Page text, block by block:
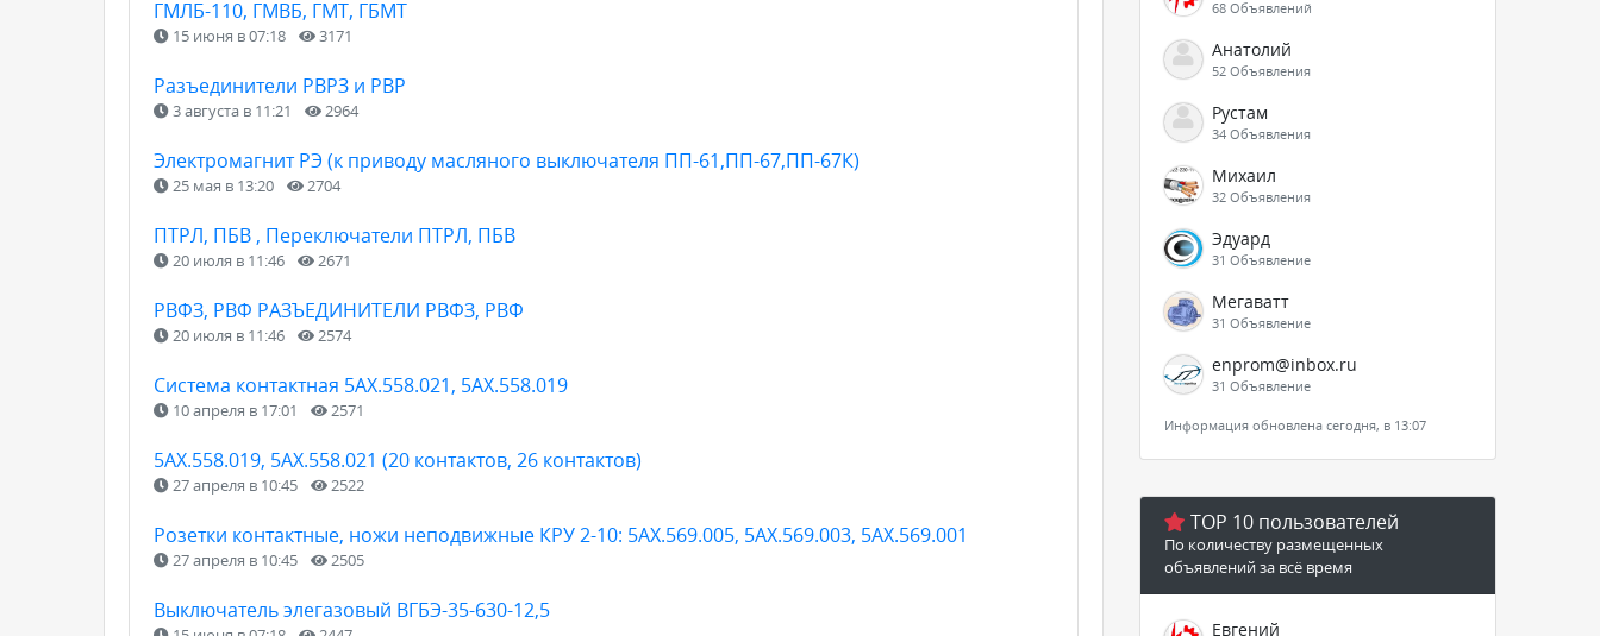
ГМЛБ-110, ГМВБ, ГМТ, ГБМТ
15 июня в 07:18 3171
Разъединители РВРЗ и РВР
3 августа в 11:21 2964
Электромагнит РЭ (к приводу масляного выключателя ПП-61,ПП-67,ПП-67К)
25 мая в 13:20 2704
ПТРЛ, ПБВ , Переключатели ПТРЛ, ПБВ
20 июля в 11:46 2671
РВФЗ, РВФ РАЗЪЕДИНИТЕЛИ РВФЗ, РВФ
20 июля в 11:46 2574
Cистема контактная 5АХ.558.021, 5АХ.558.019
10 апреля в 17:01 2571
5АХ.558.019, 5АХ.558.021 (20 контактов, 26 контактов)
27 апреля в 10:45 2522
Розетки контактные, ножи неподвижные КРУ 2-10: 5АХ.569.005, 5АХ.569.003, 5АХ.569.001
27 апреля в 10:45 2505
Выключатель элегазовый ВГБЭ-35-630-12,5
68 Объявлений
Анатолий
52 Объявления
Рустам
34 Объявления
Михаил
32 Объявления
Эдуард
31 Объявление
Мегаватт
31 Объявление
enprom@inbox.ru
31 Объявление
Информация обновлена сегодня, в 13:07
TOP 10 пользователей
По количеству размещенных
объявлений за всё время
Евгений